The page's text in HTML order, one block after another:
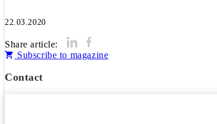
22.03.2020
Share article:
Subscribe to magazine
Contact